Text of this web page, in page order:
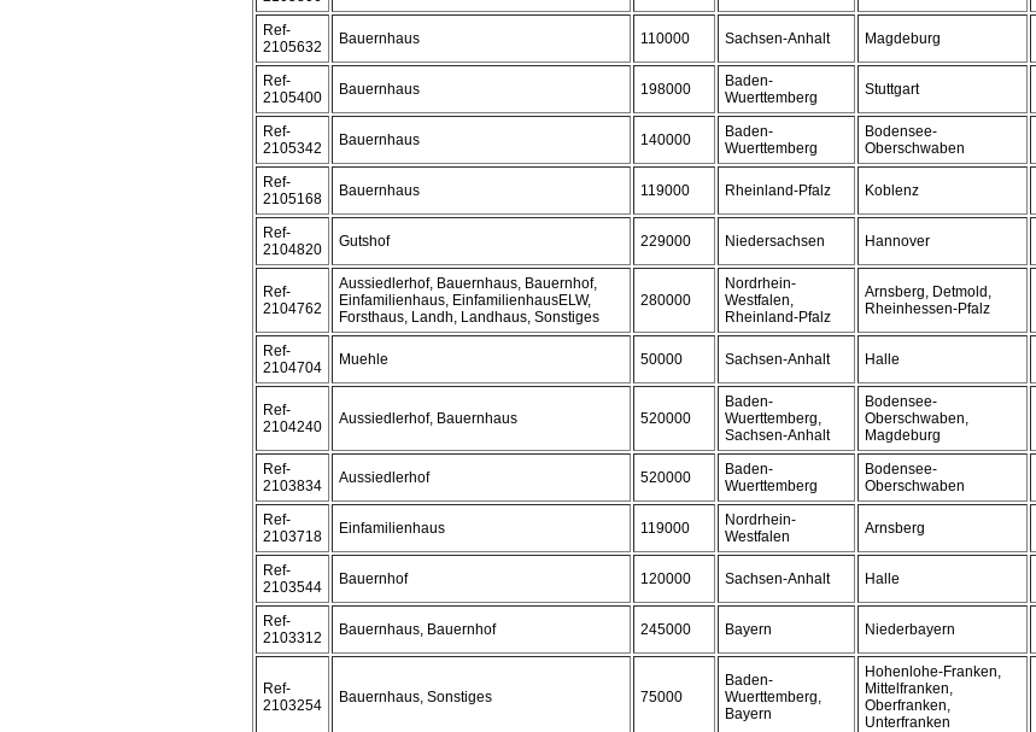
Ref-
2105632
Bauernhaus 110000 Sachsen-Anhalt Magdeburg
Ref-
2105400
Bauernhaus 198000
Baden-
Wuerttemberg
Stuttgart
Ref-
2105342
Bauernhaus 140000
Baden-
Wuerttemberg
Bodensee-
Oberschwaben
Ref-
2105168
Bauernhaus 119000 Rheinland-Pfalz Koblenz
Ref-
2104820
Gutshof 229000 Niedersachsen Hannover
Ref-
2104762
Aussiedlerhof, Bauernhaus, Bauernhof,
Einfamilienhaus, EinfamilienhausELW,
Forsthaus, Landh, Landhaus, Sonstiges
280000
Nordrhein-
Westfalen,
Rheinland-Pfalz
Arnsberg, Detmold,
Rheinhessen-Pfalz
Ref-
2104704
Muehle 50000 Sachsen-Anhalt Halle
Ref-
2104240
Aussiedlerhof, Bauernhaus 520000
Baden-
Wuerttemberg,
Sachsen-Anhalt
Bodensee-
Oberschwaben,
Magdeburg
Ref-
2103834
Aussiedlerhof 520000
Baden-
Wuerttemberg
Bodensee-
Oberschwaben
Ref-
2103718
Einfamilienhaus 119000
Nordrhein-
Westfalen
Arnsberg
Ref-
2103544
Bauernhof 120000 Sachsen-Anhalt Halle
Ref-
2103312
Bauernhaus, Bauernhof 245000 Bayern Niederbayern
Ref-
2103254
Bauernhaus, Sonstiges 75000
Baden-
Wuerttemberg,
Bayern
Hohenlohe-Franken,
Mittelfranken,
Oberfranken,
Unterfranken